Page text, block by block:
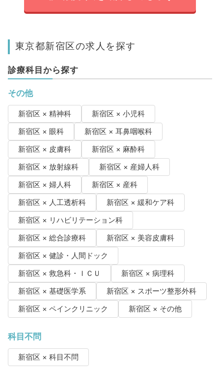
東京都新宿区の求人を探す
診療科目から探す
その他
新宿区 × 精神科
新宿区 × 小児科
新宿区 × 眼科
新宿区 × 耳鼻咽喉科
新宿区 × 皮膚科
新宿区 × 麻酔科
新宿区 × 放射線科
新宿区 × 産婦人科
新宿区 × 婦人科
新宿区 × 産科
新宿区 × 人工透析科
新宿区 × 緩和ケア科
新宿区 × リハビリテーション科
新宿区 × 総合診療科
新宿区 × 美容皮膚科
新宿区 × 健診・人間ドック
新宿区 × 救急科・ＩＣＵ
新宿区 × 病理科
新宿区 × 基礎医学系
新宿区 × スポーツ整形外科
新宿区 × ペインクリニック
新宿区 × その他
科目不問
新宿区 × 科目不問